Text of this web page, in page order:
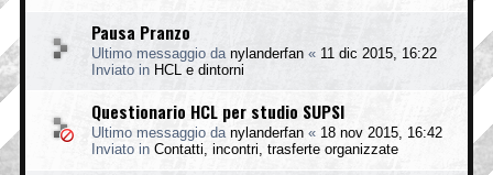
Pausa Pranzo
Ultimo messaggio da nylanderfan « 11 dic 2015, 16:22
Inviato in HCL e dintorni
Questionario HCL per studio SUPSI
Ultimo messaggio da nylanderfan « 18 nov 2015, 16:42
Inviato in Contatti, incontri, trasferte organizzate